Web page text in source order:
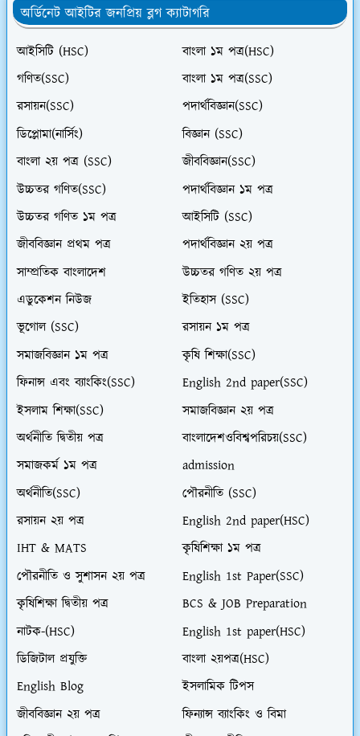
অর্ডিনেট আইটির জনপ্রিয় ব্লগ ক্যাটাগরি
আইসিটি (HSC)
বাংলা ১ম পত্র(HSC)
গণিত(SSC)
বাংলা ১ম পত্র(SSC)
রসায়ন(SSC)
পদার্থবিজ্ঞান(SSC)
ডিপ্লোমা(নার্সিং)
বিজ্ঞান (SSC)
বাংলা ২য় পত্র (SSC)
জীববিজ্ঞান(SSC)
উচ্চতর গণিত(SSC)
পদার্থবিজ্ঞান ১ম পত্র
উচ্চতর গণিত ১ম পত্র
আইসিটি (SSC)
জীববিজ্ঞান প্রথম পত্র
পদার্থবিজ্ঞান ২য় পত্র
সাম্প্রতিক বাংলাদেশ
উচ্চতর গণিত ২য় পত্র
এডুকেশন নিউজ
ইতিহাস (SSC)
ভূগোল (SSC)
রসায়ন ১ম পত্র
সমাজবিজ্ঞান ১ম পত্র
কৃষি শিক্ষা(SSC)
ফিনান্স এবং ব্যাংকিং(SSC)
English 2nd paper(SSC)
ইসলাম শিক্ষা(SSC)
সমাজবিজ্ঞান ২য় পত্র
অর্থনীতি দ্বিতীয় পত্র
বাংলাদেশওবিশ্বপরিচয়(SSC)
সমাজকর্ম ১ম পত্র
admission
অর্থনীতি(SSC)
পৌরনীতি (SSC)
রসায়ন ২য় পত্র
English 2nd paper(HSC)
IHT & MATS
কৃষিশিক্ষা ১ম পত্র
পৌরনীতি ও সুশাসন ২য় পত্র
English 1st Paper(SSC)
কৃষিশিক্ষা দ্বিতীয় পত্র
BCS & JOB Preparation
নাটক-(HSC)
English 1st paper(HSC)
ডিজিটাল প্রযুক্তি
বাংলা ২য়পত্র(HSC)
English Blog
ইসলামিক টিপস
জীববিজ্ঞান ২য় পত্র
ফিন্যান্স ব্যাংকিং ও বিমা